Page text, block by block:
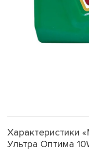
Характеристики
Ультра Оптима